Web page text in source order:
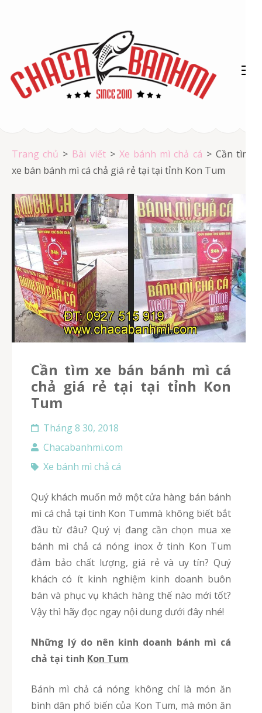
nội
dung
Trang chủ > Bài viết > Xe bánh mì chả cá > Cần tìm
xe bán bánh mì cá chả giá rẻ tại tại tỉnh Kon Tum
Cần tìm xe bán bánh mì cá
chả giá rẻ tại tại tỉnh Kon
Tum
Tháng 8 30, 2018
Chacabanhmi.com
Xe bánh mì chả cá
Quý khách muốn mở một cửa hàng bán bánh
mì cá chả tại tinh Kon Tummà không biết bắt
đầu từ đâu? Quý vị đang cần chọn mua xe
bánh mì chả cá nóng inox ở tinh Kon Tum
đảm bảo chất lượng, giá rẻ và uy tín? Quý
khách có ít kinh nghiệm kinh doanh buôn
bán và phục vụ khách hàng thế nào mới tốt?
Vậy thì hãy đọc ngay nội dung dưới đây nhé!
Những lý do nên kinh doanh bánh mì cá
chả tại tinh Kon Tum
Bánh mì chả cá nóng không chỉ là món ăn
bình dân phổ biến của Kon Tum, mà món ăn